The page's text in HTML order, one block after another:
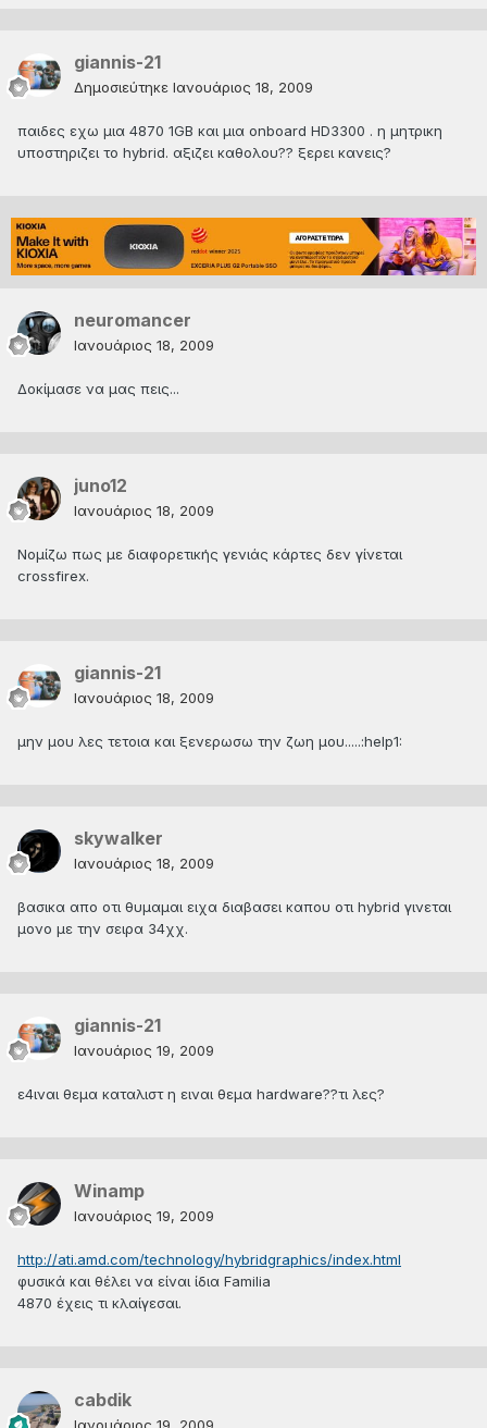
giannis-21
Δημοσιεύτηκε Ιανουάριος 18, 2009
παιδες εχω μια 4870 1GB και μια onboard HD3300 . η μητρικη
υποστηριζει το hybrid. αξιζει καθολου?? ξερει κανεις?
neuromancer
Ιανουάριος 18, 2009
Δοκίμασε να μας πεις...
juno12
Ιανουάριος 18, 2009
Νομίζω πως με διαφορετικής γενιάς κάρτες δεν γίνεται
crossfirex.
giannis-21
Ιανουάριος 18, 2009
μην μου λες τετοια και ξενερωσω την ζωη μου.....:help1:
skywalker
Ιανουάριος 18, 2009
βασικα απο οτι θυμαμαι ειχα διαβασει καπου οτι hybrid γινεται
μονο με την σειρα 34χχ.
giannis-21
Ιανουάριος 19, 2009
ε4ιναι θεμα καταλιστ η ειναι θεμα hardware??τι λες?
Winamp
Ιανουάριος 19, 2009
http://ati.amd.com/technology/hybridgraphics/index.html
φυσικά και θέλει να είναι ίδια Familia
4870 έχεις τι κλαίγεσαι.
cabdik